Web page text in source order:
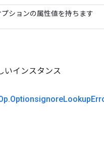
プションの属性値を持ちます
いインスタンス
.OptionsignoreLookup